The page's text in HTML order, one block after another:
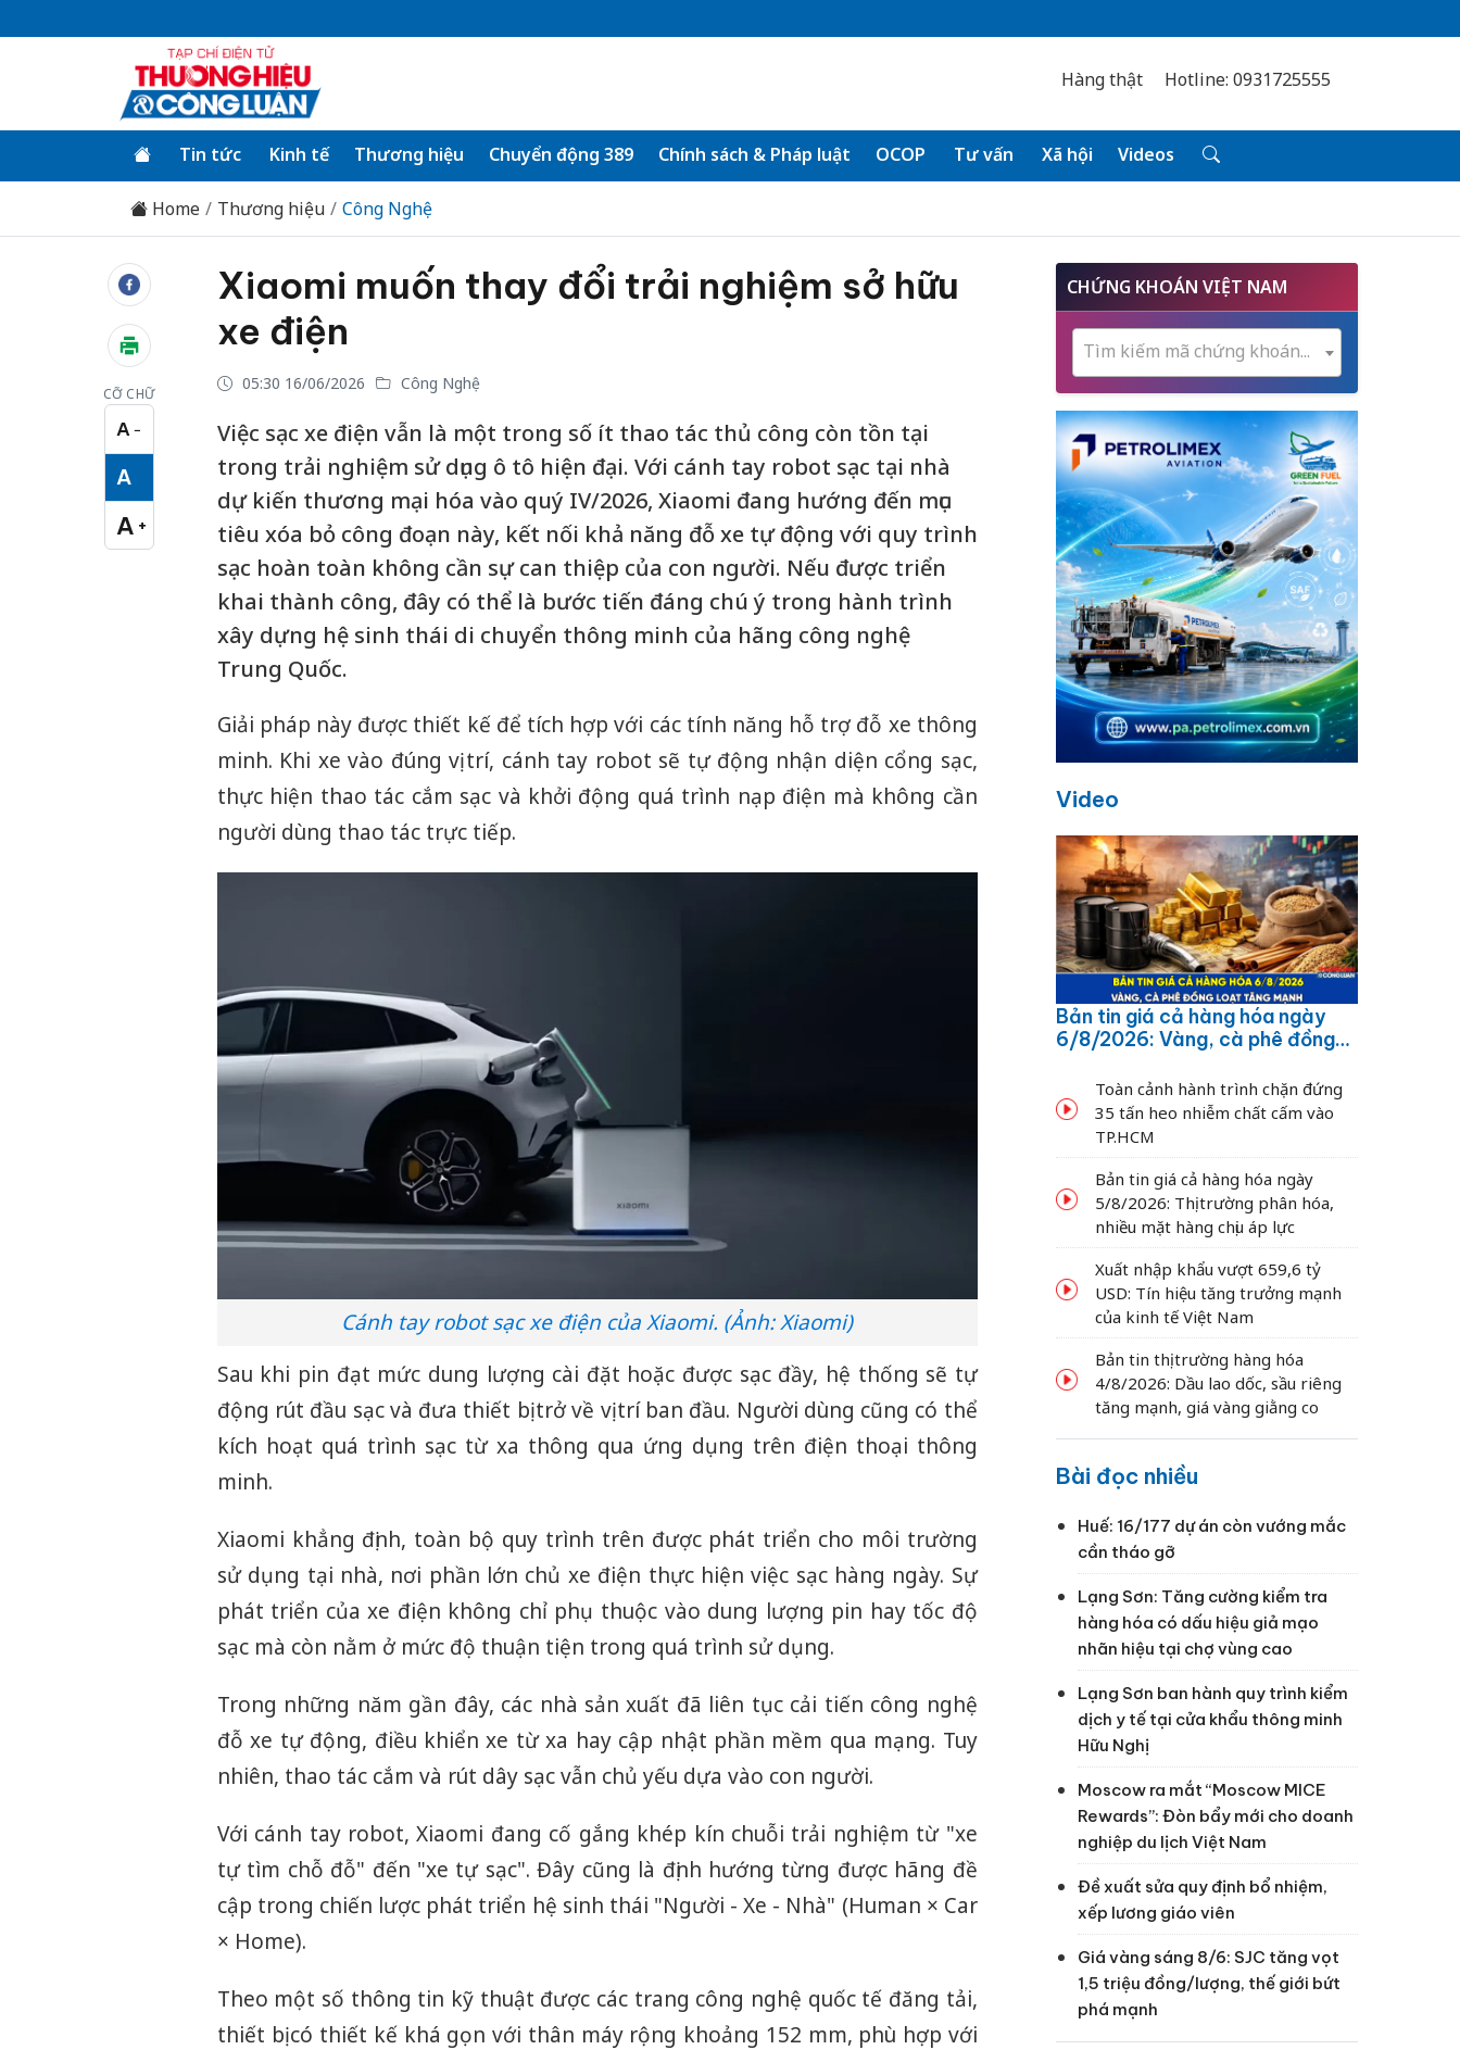
Hàng thật Hotline: 0931725555
Tin tức Kinh tế Thương hiệu Chuyển động 389 Chính sách & Pháp luật OCOP Tư vấn Xã hội Videos
Home Thương hiệu Công Nghệ
CỠ CHỮ
A −
Cỡ chữ nhỏ
A
Cỡ chữ vừa
A +
Cỡ chữ lớn
Xiaomi muốn thay đổi trải nghiệm sở hữu
xe điện
05:30 16/06/2026 Công Nghệ
Việc sạc xe điện vẫn là một trong số ít thao tác thủ công còn tồn tại
trong trải nghiệm sử dụng ô tô hiện đại. Với cánh tay robot sạc tại nhà
dự kiến thương mại hóa vào quý IV/2026, Xiaomi đang hướng đến mục
tiêu xóa bỏ công đoạn này, kết nối khả năng đỗ xe tự động với quy trình
sạc hoàn toàn không cần sự can thiệp của con người. Nếu được triển
khai thành công, đây có thể là bước tiến đáng chú ý trong hành trình
xây dựng hệ sinh thái di chuyển thông minh của hãng công nghệ
Trung Quốc.
Giải pháp này được thiết kế để tích hợp với các tính năng hỗ trợ đỗ xe thông
minh. Khi xe vào đúng vị trí, cánh tay robot sẽ tự động nhận diện cổng sạc,
thực hiện thao tác cắm sạc và khởi động quá trình nạp điện mà không cần
người dùng thao tác trực tiếp.
Cánh tay robot sạc xe điện của Xiaomi. (Ảnh: Xiaomi)
Sau khi pin đạt mức dung lượng cài đặt hoặc được sạc đầy, hệ thống sẽ tự
động rút đầu sạc và đưa thiết bị trở về vị trí ban đầu. Người dùng cũng có thể
kích hoạt quá trình sạc từ xa thông qua ứng dụng trên điện thoại thông
minh.
Xiaomi khẳng định, toàn bộ quy trình trên được phát triển cho môi trường
sử dụng tại nhà, nơi phần lớn chủ xe điện thực hiện việc sạc hàng ngày. Sự
phát triển của xe điện không chỉ phụ thuộc vào dung lượng pin hay tốc độ
sạc mà còn nằm ở mức độ thuận tiện trong quá trình sử dụng.
Trong những năm gần đây, các nhà sản xuất đã liên tục cải tiến công nghệ
đỗ xe tự động, điều khiển xe từ xa hay cập nhật phần mềm qua mạng. Tuy
nhiên, thao tác cắm và rút dây sạc vẫn chủ yếu dựa vào con người.
Với cánh tay robot, Xiaomi đang cố gắng khép kín chuỗi trải nghiệm từ "xe
tự tìm chỗ đỗ" đến "xe tự sạc". Đây cũng là định hướng từng được hãng đề
cập trong chiến lược phát triển hệ sinh thái "Người - Xe - Nhà" (Human × Car
× Home).
Theo một số thông tin kỹ thuật được các trang công nghệ quốc tế đăng tải,
thiết bị có thiết kế khá gọn với thân máy rộng khoảng 152 mm, phù hợp với
CHỨNG KHOÁN VIỆT NAM
Tìm kiếm mã chứng khoán...
Video
Bản tin giá cả hàng hóa ngày
6/8/2026: Vàng, cà phê đồng
Toàn cảnh hành trình chặn đứng
35 tấn heo nhiễm chất cấm vào
TP.HCM
Bản tin giá cả hàng hóa ngày
5/8/2026: Thị trường phân hóa,
nhiều mặt hàng chịu áp lực
Xuất nhập khẩu vượt 659,6 tỷ
USD: Tín hiệu tăng trưởng mạnh
của kinh tế Việt Nam
Bản tin thị trường hàng hóa
4/8/2026: Dầu lao dốc, sầu riêng
tăng mạnh, giá vàng giằng co
Bài đọc nhiều
Huế: 16/177 dự án còn vướng mắc
cần tháo gỡ
Lạng Sơn: Tăng cường kiểm tra
hàng hóa có dấu hiệu giả mạo
nhãn hiệu tại chợ vùng cao
Lạng Sơn ban hành quy trình kiểm
dịch y tế tại cửa khẩu thông minh
Hữu Nghị
Moscow ra mắt “Moscow MICE
Rewards”: Đòn bẩy mới cho doanh
nghiệp du lịch Việt Nam
Đề xuất sửa quy định bổ nhiệm,
xếp lương giáo viên
Giá vàng sáng 8/6: SJC tăng vọt
1,5 triệu đồng/lượng, thế giới bứt
phá mạnh